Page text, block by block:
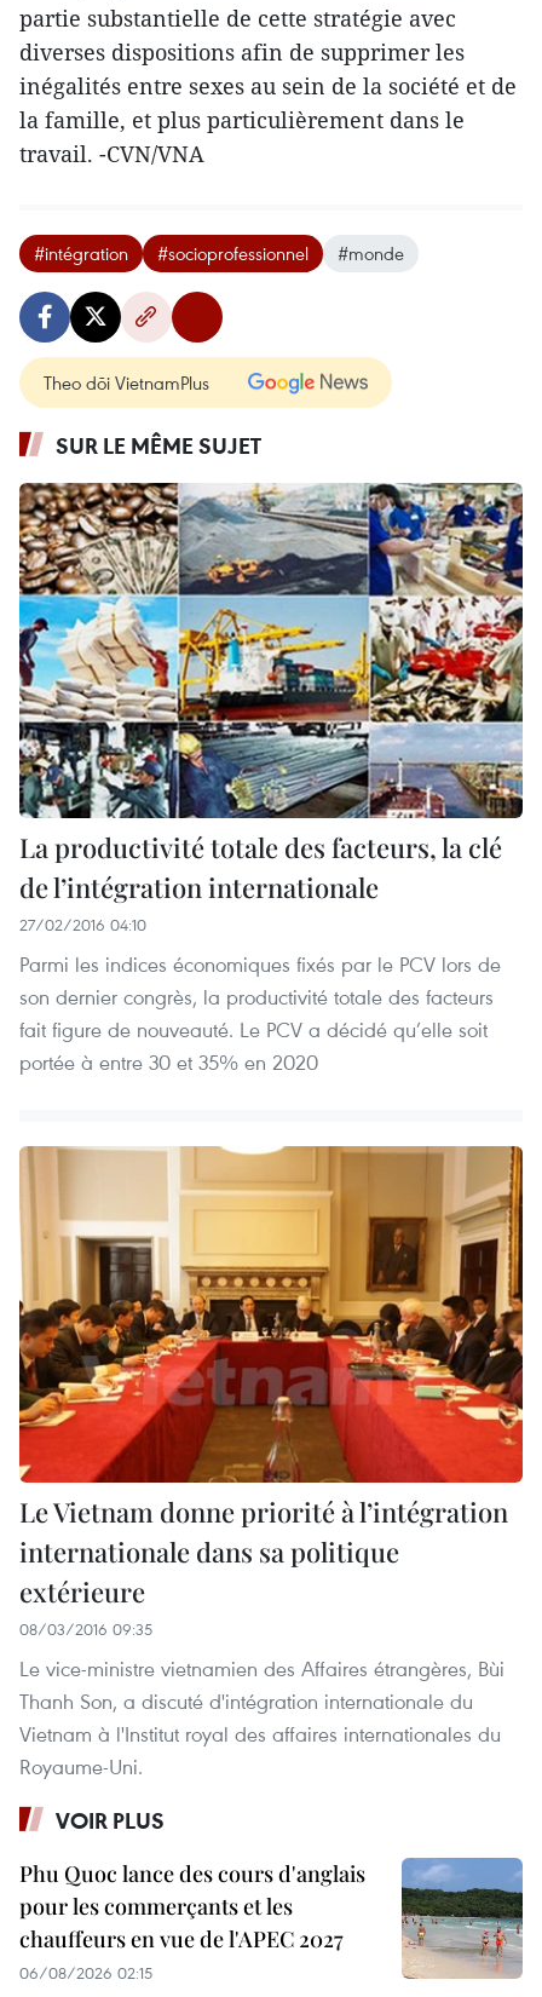
partie substantielle de cette stratégie avec
diverses dispositions afin de supprimer les
inégalités entre sexes au sein de la société et de
la famille, et plus particulièrement dans le
travail. -CVN/VNA
#intégration #socioprofessionnel #monde
Theo dõi VietnamPlus
SUR LE MÊME SUJET
La productivité totale des facteurs, la clé
de l’intégration internationale
27/02/2016 04:10
Parmi les indices économiques fixés par le PCV lors de
son dernier congrès, la productivité totale des facteurs
fait figure de nouveauté. Le PCV a décidé qu’elle soit
portée à entre 30 et 35% en 2020
Le Vietnam donne priorité à l’intégration
internationale dans sa politique
extérieure
08/03/2016 09:35
Le vice-ministre vietnamien des Affaires étrangères, Bùi
Thanh Son, a discuté d'intégration internationale du
Vietnam à l'Institut royal des affaires internationales du
Royaume-Uni.
VOIR PLUS
Phu Quoc lance des cours d'anglais
pour les commerçants et les
chauffeurs en vue de l'APEC 2027
06/08/2026 02:15